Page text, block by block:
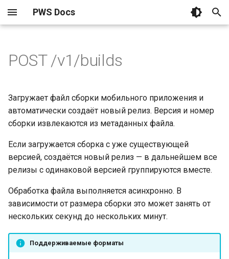
PWS Docs
н
ц
и
л
и
з
а
О платформе
Как это работает
Быстрый старт
Настройка пространства
Remote Config
Создание параметра
Управление
Реальные примеры
Настройка ролей
App Distribution Загрузка сборки
Управление сборками
Безопасность сборок
Группы тестирования
PWA приложение
Установка на iOS
Проекты
Создание проекта
Группы и доступы
Управление проектом
Настройка приложений
Управление доступами
Роли и доступы
Лучшие практики
Обзор
Получение конфигурации
Валидация при загрузке
Request
Примеры запроса
Примеры ответа
Ошибки
См. также
Обзор
Настройка и инструменты
Дорожная карта
POST /v1/builds
Загружает файл сборки мобильного приложения и
автоматически создаёт новый релиз. Версия и номер
сборки извлекаются из метаданных файла.
Если загружается сборка с уже существующей
версией, создаётся новый релиз — в дальнейшем все
релизы с одинаковой версией группируются вместе.
Обработка файла выполняется асинхронно. В
зависимости от размера сборки это может занять от
нескольких секунд до нескольких минут.
Поддерживаемые форматы